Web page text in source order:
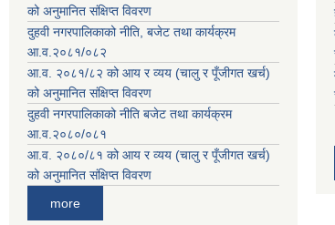
को अनुमानित संक्षिप्त विवरण
दुहवी नगरपालिकाको नीति, बजेट तथा कार्यक्रम
आ.व.२०८१/०८२
आ.व. २०८१/८२ को आय र व्यय (चालु र पूँजीगत खर्च)
को अनुमानित संक्षिप्त विवरण
दुहवी नगरपालिकाको नीति बजेट तथा कार्यक्रम
आ.व.२०८०/०८१
आ.व. २०८०/८१ को आय र व्यय (चालु र पूँजीगत खर्च)
को अनुमानित संक्षिप्त विवरण
more